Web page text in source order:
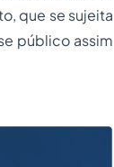
que se sujeita
público assim